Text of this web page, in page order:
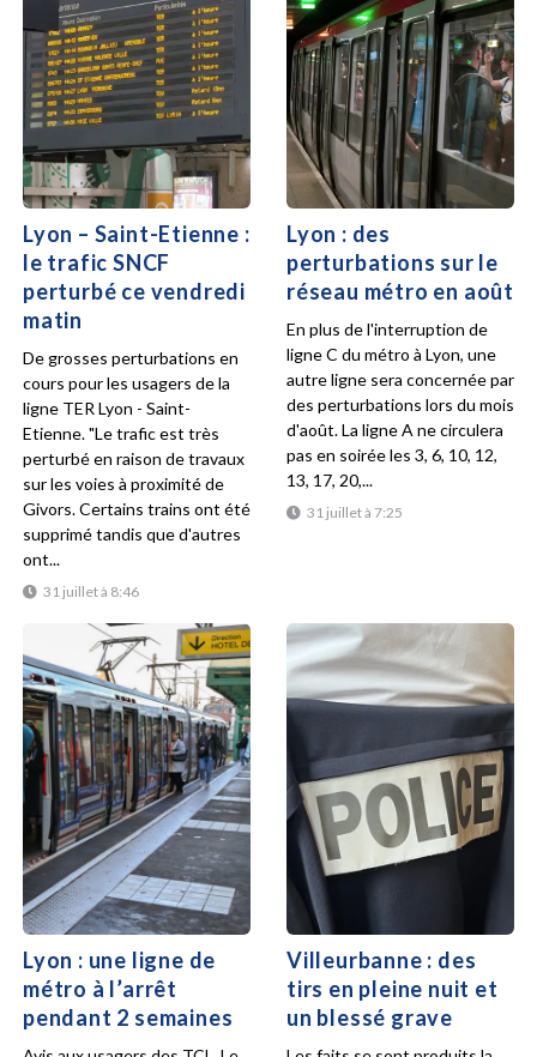
Lyon – Saint-Etienne :
le trafic SNCF
perturbé ce vendredi
matin
31 juillet à 8:46
De grosses perturbations en
cours pour les usagers de la
ligne TER Lyon - Saint-
Etienne. "Le trafic est très
perturbé en raison de travaux
sur les voies à proximité de
Givors. Certains trains ont été
supprimé tandis que d'autres
ont...
Lyon : des
perturbations sur le
réseau métro en août
31 juillet à 7:25
En plus de l'interruption de
ligne C du métro à Lyon, une
autre ligne sera concernée par
des perturbations lors du mois
d'août. La ligne A ne circulera
pas en soirée les 3, 6, 10, 12,
13, 17, 20,...
Lyon : une ligne de
métro à l’arrêt
pendant 2 semaines
Villeurbanne : des
tirs en pleine nuit et
un blessé grave